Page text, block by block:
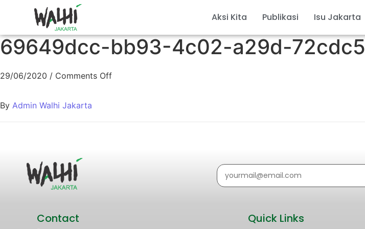
Aksi Kita Publikasi Isu Jakarta
69649dcc-bb93-4c02-a29d-
29/06/2020 / Comments Off
By Admin Walhi Jakarta
Contact Quick Links